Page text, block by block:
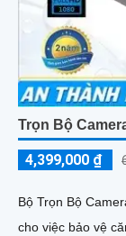
Trọn Bộ
4,399,000 ₫
Bộ Trọn Bộ
cho việc bảo vệ